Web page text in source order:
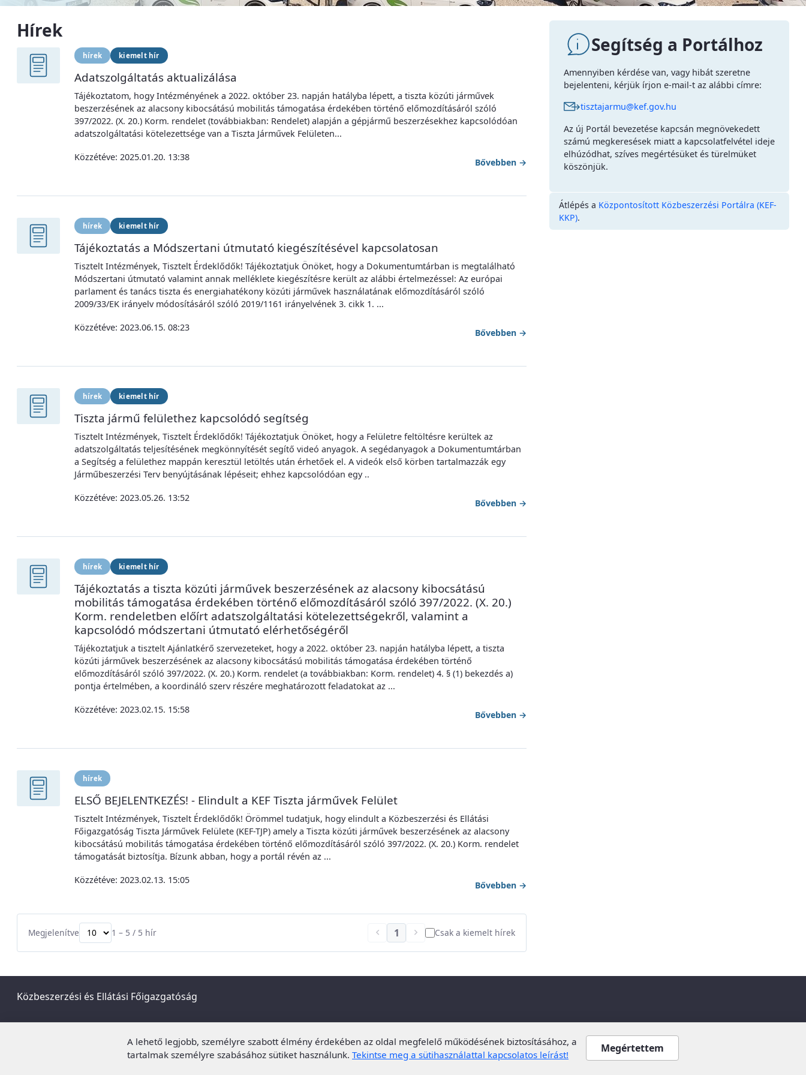
Hírek
hírek kiemelt hír
Adatszolgáltatás aktualizálása
Tájékoztatom, hogy Intézményének a 2022. október 23. napján hatályba lépett, a tiszta közúti járművek
beszerzésének az alacsony kibocsátású mobilitás támogatása érdekében történő előmozdításáról szóló
397/2022. (X. 20.) Korm. rendelet (továbbiakban: Rendelet) alapján a gépjármű beszerzésekhez kapcsolódóan
adatszolgáltatási kötelezettsége van a Tiszta Járművek Felületen...
Közzétéve: 2025.01.20. 13:38 Bővebben →
hírek kiemelt hír
Tájékoztatás a Módszertani útmutató kiegészítésével kapcsolatosan
Tisztelt Intézmények, Tisztelt Érdeklődők! Tájékoztatjuk Önöket, hogy a Dokumentumtárban is megtalálható
Módszertani útmutató valamint annak melléklete kiegészítésre került az alábbi értelmezéssel: Az európai
parlament és tanács tiszta és energiahatékony közúti járművek használatának előmozdításáról szóló
2009/33/EK irányelv módosításáról szóló 2019/1161 irányelvének 3. cikk 1. ...
Közzétéve: 2023.06.15. 08:23 Bővebben →
hírek kiemelt hír
Tiszta jármű felülethez kapcsolódó segítség
Tisztelt Intézmények, Tisztelt Érdeklődők! Tájékoztatjuk Önöket, hogy a Felületre feltöltésre kerültek az
adatszolgáltatás teljesítésének megkönnyítését segítő videó anyagok. A segédanyagok a Dokumentumtárban
a Segítség a felülethez mappán keresztül letöltés után érhetőek el. A videók első körben tartalmazzák egy
Járműbeszerzési Terv benyújtásának lépéseit; ehhez kapcsolódóan egy ..
Közzétéve: 2023.05.26. 13:52 Bővebben →
hírek kiemelt hír
Tájékoztatás a tiszta közúti járművek beszerzésének az alacsony kibocsátású
mobilitás támogatása érdekében történő előmozdításáról szóló 397/2022. (X. 20.)
Korm. rendeletben előírt adatszolgáltatási kötelezettségekről, valamint a
kapcsolódó módszertani útmutató elérhetőségéről
Tájékoztatjuk a tisztelt Ajánlatkérő szervezeteket, hogy a 2022. október 23. napján hatályba lépett, a tiszta
közúti járművek beszerzésének az alacsony kibocsátású mobilitás támogatása érdekében történő
előmozdításáról szóló 397/2022. (X. 20.) Korm. rendelet (a továbbiakban: Korm. rendelet) 4. § (1) bekezdés a)
pontja értelmében, a koordináló szerv részére meghatározott feladatokat az ...
Közzétéve: 2023.02.15. 15:58 Bővebben →
hírek
ELSŐ BEJELENTKEZÉS! - Elindult a KEF Tiszta járművek Felület
Tisztelt Intézmények, Tisztelt Érdeklődők! Örömmel tudatjuk, hogy elindult a Közbeszerzési és Ellátási
Főigazgatóság Tiszta Járművek Felülete (KEF-TJP) amely a Tiszta közúti járművek beszerzésének az alacsony
kibocsátású mobilitás támogatása érdekében történő előmozdításáról szóló 397/2022. (X. 20.) Korm. rendelet
támogatását biztosítja. Bízunk abban, hogy a portál révén az ...
Közzétéve: 2023.02.13. 15:05 Bővebben →
Megjelenítve 1 – 5 / 5 hír chevron_left 1 chevron_right Csak a kiemelt hírek
Segítség a Portálhoz
Amennyiben kérdése van, vagy hibát szeretne
bejelenteni, kérjük írjon e-mail-t az alábbi címre:
tisztajarmu@kef.gov.hu
Az új Portál bevezetése kapcsán megnövekedett
számú megkeresések miatt a kapcsolatfelvétel ideje
elhúzódhat, szíves megértésüket és türelmüket
köszönjük.
Átlépés a Központosított Közbeszerzési Portálra (KEF-
KKP).
Közbeszerzési és Ellátási Főigazgatóság
A lehető legjobb, személyre szabott élmény érdekében az oldal megfelelő működésének biztosításához, a
tartalmak személyre szabásához sütiket használunk. Tekintse meg a sütihasználattal kapcsolatos leírást! Megértettem